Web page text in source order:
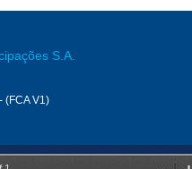
S.A.
(FCA V1)